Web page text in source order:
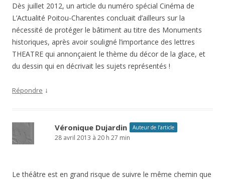
Dès juillet 2012, un article du numéro spécial Cinéma de
L’Actualité Poitou-Charentes concluait d’ailleurs sur la
nécessité de protéger le bâtiment au titre des Monuments
historiques, après avoir souligné l’importance des lettres
THEATRE qui annonçaient le thème du décor de la glace, et
du dessin qui en décrivait les sujets représentés !
Répondre ↓
Véronique Dujardin Auteur de l’article
28 avril 2013 à 20 h 27 min
Le théâtre est en grand risque de suivre le même chemin que